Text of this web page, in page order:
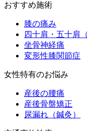
おすすめ施術
膝の痛み
四十肩・五十肩
坐骨神経痛
変形性膝関節症
女性特有のお悩み
産後の腰痛
産後骨盤矯正
尿漏れ（鍼灸）